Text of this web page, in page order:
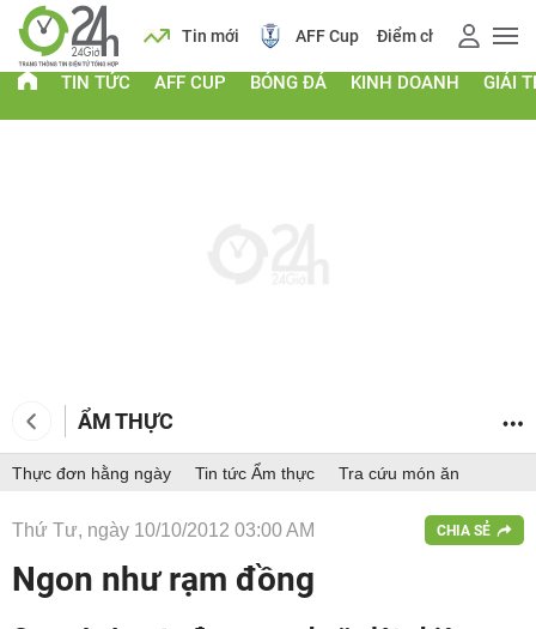
Lịch Tin mới AFF Cup Điểm chuẩn 2026
TIN TỨC AFF CUP BÓNG ĐÁ KINH DOANH GIẢI
ẨM THỰC
Thực đơn hằng ngày Tin tức Ẩm thực Tra cứu món ăn
Thứ Tư, ngày 10/10/2012 03:00 AM CHIA SẺ
Ngon như rạm đồng